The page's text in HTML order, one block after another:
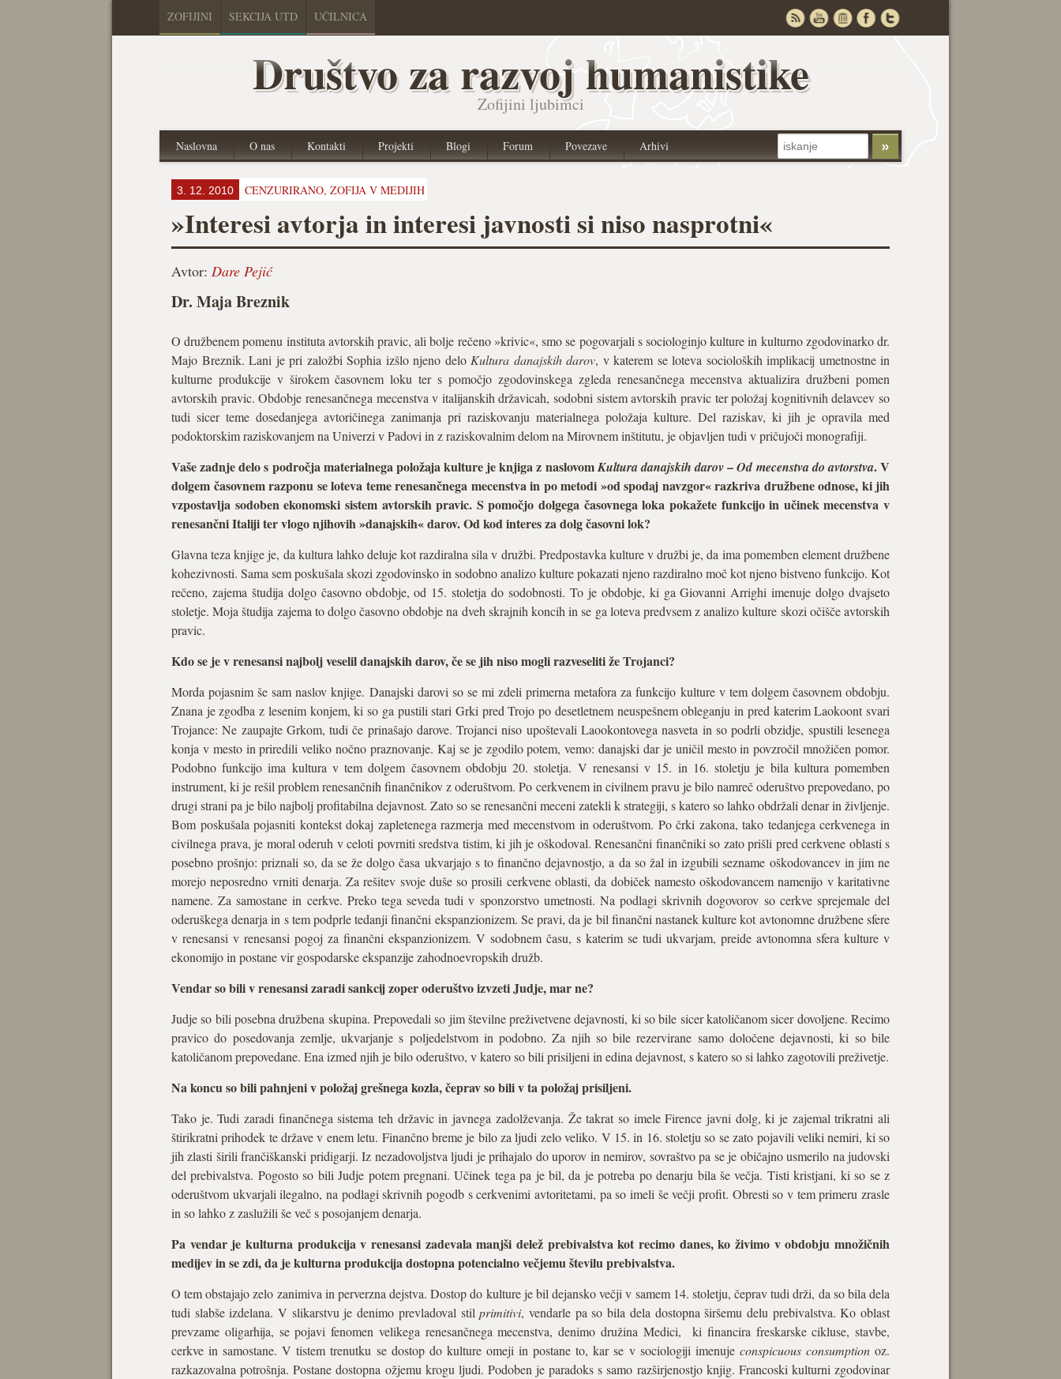
ZOFIJINI SEKCIJA UTD UČILNICA
Društvo za razvoj humanistike
Zofijini ljubimci
Naslovna O nas Kontakti Projekti Blogi Forum Povezave Arhivi
3. 12. 2010 CENZURIRANO, ZOFIJA V MEDIJIH
»Interesi avtorja in interesi javnosti si niso nasprotni«
Avtor: Dare Pejić
Dr. Maja Breznik
O družbenem pomenu instituta avtorskih pravic, ali bolje rečeno »krivic«, smo se pogovarjali s sociologinjo kulture in kulturno zgodovinarko dr.
Majo Breznik. Lani je pri založbi Sophia izšlo njeno delo Kultura danajskih darov, v katerem se loteva socioloških implikacij umetnostne in
kulturne produkcije v širokem časovnem loku ter s pomočjo zgodovinskega zgleda renesančnega mecenstva aktualizira družbeni pomen
avtorskih pravic. Obdobje renesančnega mecenstva v italijanskih državicah, sodobni sistem avtorskih pravic ter položaj kognitivnih delavcev so
tudi sicer teme dosedanjega avtoričinega zanimanja pri raziskovanju materialnega položaja kulture. Del raziskav, ki jih je opravila med
podoktorskim raziskovanjem na Univerzi v Padovi in z raziskovalnim delom na Mirovnem inštitutu, je objavljen tudi v pričujoči monografiji.
Vaše zadnje delo s področja materialnega položaja kulture je knjiga z naslovomKulturadanajskih darov–Od mecenstva do avtorstva. V
dolgem časovnem razponu se loteva teme renesančnega mecenstva in po metodi »od spodaj navzgor« razkriva družbene odnose, ki jih
vzpostavlja sodoben ekonomski sistem avtorskih pravic. S pomočjo dolgega časovnega loka pokažete funkcijo in učinek mecenstva v
renesančni Italiji ter vlogo njihovih »danajskih« darov. Od kod interes za dolg časovni lok?
Glavna teza knjige je, da kultura lahko deluje kot razdiralna sila v družbi. Predpostavka kulture v družbi je, da ima pomemben element družbene
kohezivnosti. Sama sem poskušala skozi zgodovinsko in sodobno analizo kulture pokazati njeno razdiralno moč kot njeno bistveno funkcijo. Kot
rečeno, zajema študija dolgo časovno obdobje, od 15. stoletja do sodobnosti. To je obdobje, ki ga Giovanni Arrighi imenuje dolgo dvajseto
stoletje. Moja študija zajema to dolgo časovno obdobje na dveh skrajnih koncih in se ga loteva predvsem z analizo kulture skozi očišče avtorskih
pravic.
Kdo se je v renesansi najbolj veselil danajskih darov, če se jih niso mogli razveseliti že Trojanci?
Morda pojasnim še sam naslov knjige. Danajski darovi so se mi zdeli primerna metafora za funkcijo kulture v tem dolgem časovnem obdobju.
Znana je zgodba z lesenim konjem, ki so ga pustili stari Grki pred Trojo po desetletnem neuspešnem obleganju in pred katerim Laokoont svari
Trojance: Ne zaupajte Grkom, tudi če prinašajo darove. Trojanci niso upoštevali Laookontovega nasveta in so podrli obzidje, spustili lesenega
konja v mesto in priredili veliko nočno praznovanje. Kaj se je zgodilo potem, vemo: danajski dar je uničil mesto in povzročil množičen pomor.
Podobno funkcijo ima kultura v tem dolgem časovnem obdobju 20. stoletja. V renesansi v 15. in 16. stoletju je bila kultura pomemben
instrument, ki je rešil problem renesančnih finančnikov z oderuštvom. Po cerkvenem in civilnem pravu je bilo namreč oderuštvo prepovedano, po
drugi strani pa je bilo najbolj profitabilna dejavnost. Zato so se renesančni meceni zatekli k strategiji, s katero so lahko obdržali denar in življenje.
Bom poskušala pojasniti kontekst dokaj zapletenega razmerja med mecenstvom in oderuštvom. Po črki zakona, tako tedanjega cerkvenega in
civilnega prava, je moral oderuh v celoti povrniti sredstva tistim, ki jih je oškodoval. Renesančni finančniki so zato prišli pred cerkvene oblasti s
posebno prošnjo: priznali so, da se že dolgo časa ukvarjajo s to finančno dejavnostjo, a da so žal in izgubili sezname oškodovancev in jim ne
morejo neposredno vrniti denarja. Za rešitev svoje duše so prosili cerkvene oblasti, da dobiček namesto oškodovancem namenijo v karitativne
namene. Za samostane in cerkve. Preko tega seveda tudi v sponzorstvo umetnosti. Na podlagi skrivnih dogovorov so cerkve sprejemale del
oderuškega denarja in s tem podprle tedanji finančni ekspanzionizem. Se pravi, da je bil finančni nastanek kulture kot avtonomne družbene sfere
v renesansi v renesansi pogoj za finančni ekspanzionizem. V sodobnem času, s katerim se tudi ukvarjam, preide avtonomna sfera kulture v
ekonomijo in postane vir gospodarske ekspanzije zahodnoevropskih družb.
Vendar so bili v renesansi zaradi sankcij zoper oderuštvo izvzeti Judje, mar ne?
Judje so bili posebna družbena skupina. Prepovedali so jim številne preživetvene dejavnosti, ki so bile sicer katoličanom sicer dovoljene. Recimo
pravico do posedovanja zemlje, ukvarjanje s poljedelstvom in podobno. Za njih so bile rezervirane samo določene dejavnosti, ki so bile
katoličanom prepovedane. Ena izmed njih je bilo oderuštvo, v katero so bili prisiljeni in edina dejavnost, s katero so si lahko zagotovili preživetje.
Na koncu so bili pahnjeni v položaj grešnega kozla, čeprav so bili v ta položaj prisiljeni.
Tako je. Tudi zaradi finančnega sistema teh državic in javnega zadolževanja. Že takrat so imele Firence javni dolg, ki je zajemal trikratni ali
štirikratni prihodek te države v enem letu. Finančno breme je bilo za ljudi zelo veliko. V 15. in 16. stoletju so se zato pojavili veliki nemiri, ki so
jih zlasti širili frančiškanski pridigarji. Iz nezadovoljstva ljudi je prihajalo do uporov in nemirov, sovraštvo pa se je običajno usmerilo na judovski
del prebivalstva. Pogosto so bili Judje potem pregnani. Učinek tega pa je bil, da je potreba po denarju bila še večja. Tisti kristjani, ki so se z
oderuštvom ukvarjali ilegalno, na podlagi skrivnih pogodb s cerkvenimi avtoritetami, pa so imeli še večji profit. Obresti so v tem primeru zrasle
in so lahko z zaslužili še več s posojanjem denarja.
Pa vendar je kulturna produkcija v renesansi zadevala manjši delež prebivalstva kot recimo danes, ko živimo v obdobju množičnih
medijev in se zdi, da je kulturna produkcija dostopna potencialno večjemu številu prebivalstva.
O tem obstajajo zelo zanimiva in perverzna dejstva. Dostop do kulture je bil dejansko večji v samem 14. stoletju, čeprav tudi drži, da so bila dela
tudi slabše izdelana. V slikarstvu je denimo prevladoval stilprimitivi, vendarle pa so bila dela dostopna širšemu delu prebivalstva. Ko oblast
prevzame oligarhija, se pojavi fenomen velikega renesančnega mecenstva, denimo družina Medici, ki financira freskarske cikluse, stavbe,
cerkve in samostane. V tistem trenutku se dostop do kulture omeji in postane to, kar se v sociologiji imenuje conspicuous consumptionoz.
razkazovalna potrošnja. Postane dostopna ožjemu krogu ljudi. Podoben je paradoks s samo razširjenostjo knjig. Francoski kulturni zgodovinar